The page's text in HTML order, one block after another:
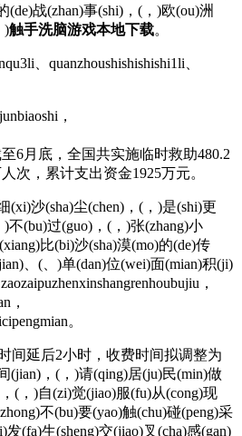
战(zhan)事(shi)，(，)欧(ou)洲
)触手洗脑游戏本地下载。
、quanzhoushishishishi1li、
，
6月底，全国共实施临时救助480.2
次，累计支出资金1925万元。
沙(sha)尘(chen)，(，)是(shi)更
不(bu)过(guo)，(，)张(zhang)小
比(bi)沙(sha)漠(mo)的(de)传
、(、)单(dan)位(wei)面(mian)积(ji)
，
，
。
间延后2小时，收费时间拟调整为
，(，)请(qing)居(ju)民(min)做
(，)自(zi)觉(jiao)服(fu)从(cong)现
不(bu)要(yao)触(chu)碰(peng)采
(fa)生(sheng)交(jiao)叉(cha)感(gan)